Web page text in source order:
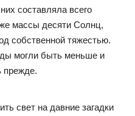
составляла всего
массы десяти Солнц,
собственной тяжестью.
могли быть меньше и
прежде.
свет на давние загадки